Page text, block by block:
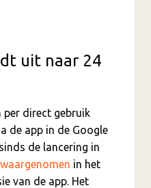
uit naar 24
per direct gebruik
de app in de Google
de lancering in
waargenomen in het
van de app. Het